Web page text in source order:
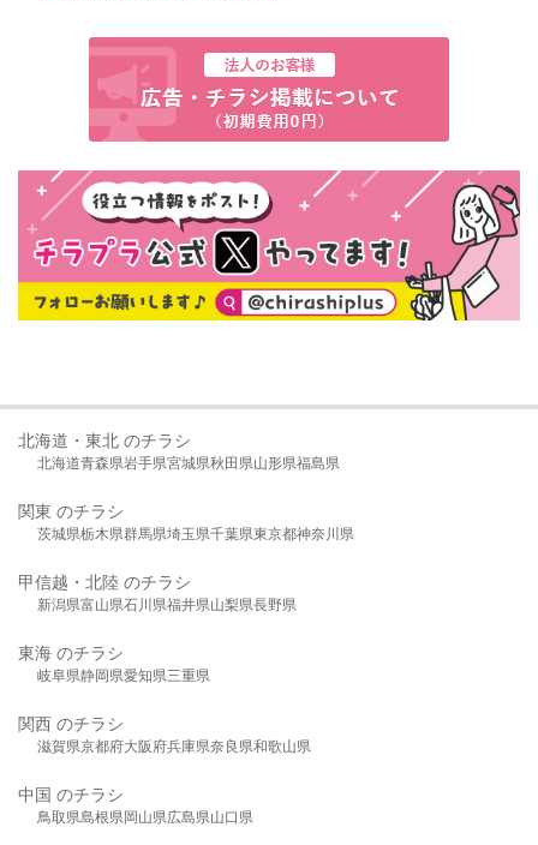
北海道・東北 のチラシ
北海道青森県岩手県宮城県秋田県山形県福島県
関東 のチラシ
茨城県栃木県群馬県埼玉県千葉県東京都神奈川県
甲信越・北陸 のチラシ
新潟県富山県石川県福井県山梨県長野県
東海 のチラシ
岐阜県静岡県愛知県三重県
関西 のチラシ
滋賀県京都府大阪府兵庫県奈良県和歌山県
中国 のチラシ
鳥取県島根県岡山県広島県山口県